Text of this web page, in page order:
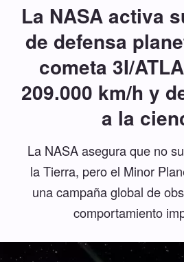
La NASA activa
de defensa
cometa 3I/
209.000 km/h y
a la
La NASA asegura que no
la Tierra, pero el Minor
una campaña global de
comportamiento